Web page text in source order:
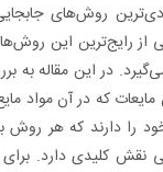
روش‌های
رایج‌ترین این
می‌گیرد. در این مقاله
که در آن مواد
دارند که هر روش با
نقش کلیدی دارد.